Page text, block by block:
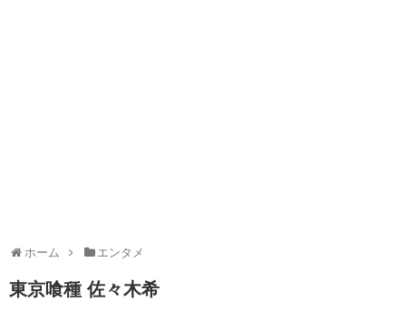
ホーム エンタメ
東京喰種 佐々木希